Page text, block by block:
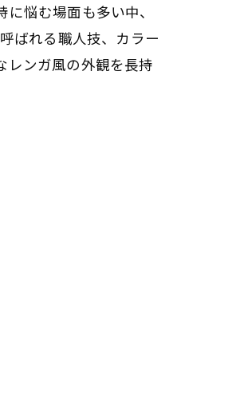
悩む場面も多い中、
ばれる職人技、カラー
レンガ風の外観を長持